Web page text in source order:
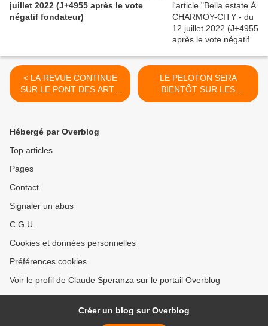
juillet 2022 (J+4955 après le vote
négatif fondateur)
< LA REVUE CONTINUE
SUR LE PONT DES ARTS
(5) - du 06 AVRIL 2016
LE PELOTON SERA
BIENTÔT SUR LES
GENOUX ! - du 10 AVRIL
Hébergé par Overblog
Top articles
Pages
Contact
Signaler un abus
C.G.U.
Cookies et données personnelles
Préférences cookies
Voir le profil de Claude Speranza sur le portail Overblog
Créer un blog sur Overblog